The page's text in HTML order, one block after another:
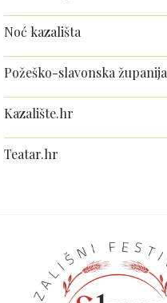
Noć kazališta
Požeško-slavonska županija
Kazalište.hr
Teatar.hr